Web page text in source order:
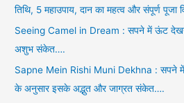
तिथि, 5 महाउपाय, दान का महत्व और संपूर्ण पूजा
Seeing Camel in Dream : सपने में ऊंट
अशुभ संकेत….
Sapne Mein Rishi Muni Dekhna : सपने में
के अनुसार इसके अद्भुत और जाग्रत संकेत….